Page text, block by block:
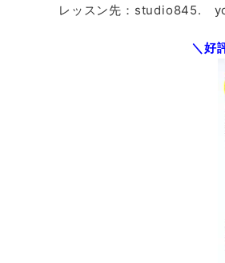
レッスン先：studio845.
＼好